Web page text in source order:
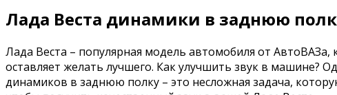
Лада Веста динамики в заднюю
Лада Веста – популярная модель автомобиля от
оставляет желать лучшего. Как улучшить звук в машине?
динамиков в заднюю полку – это несложная задача,